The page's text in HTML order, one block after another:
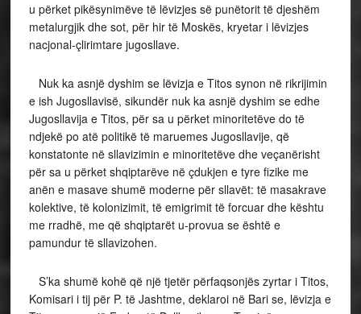
u përket pikësynimëve të lëvizjes së punëtorit të djeshëm
metalurgjik dhe sot, për hir të Moskës, kryetar i lëvizjes
nacjonal-çlirimtare jugosllave.
Nuk ka asnjë dyshim se lëvizja e Titos synon në rikrijimin
e ish Jugosllavisë, sikundër nuk ka asnjë dyshim se edhe
Jugosllavija e Titos, për sa u përket minoritetëve do të
ndjekë po atë politikë të maruemes Jugosllavije, që
konstatonte në sllavizimin e minoritetëve dhe veçanërisht
për sa u përket shqiptarëve në çdukjen e tyre fizike me
anën e masave shumë moderne për sllavët: të masakrave
kolektive, të kolonizimit, të emigrimit të forcuar dhe kështu
me rradhë, me që shqiptarët u-provua se është e
pamundur të sllavizohen.
S’ka shumë kohë që një tjetër përfaqsonjës zyrtar i Titos,
Komisari i tij për P. të Jashtme, deklaroi në Bari se, lëvizja e